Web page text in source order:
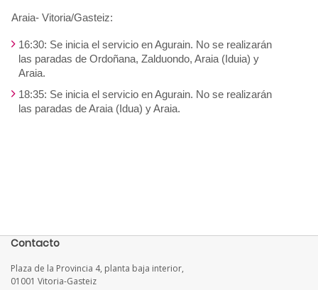
Araia- Vitoria/Gasteiz:
16:30: Se inicia el servicio en Agurain. No se realizarán
las paradas de Ordoñana, Zalduondo, Araia (Iduia) y
Araia.
18:35: Se inicia el servicio en Agurain. No se realizarán
las paradas de Araia (Idua) y Araia.
Contacto
Plaza de la Provincia 4, planta baja interior,
01001 Vitoria-Gasteiz